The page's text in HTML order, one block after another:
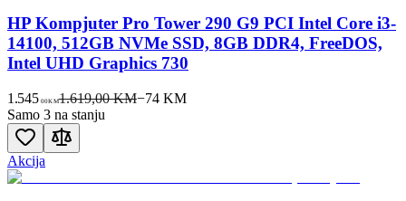
HP Kompjuter Pro Tower 290 G9 PCI Intel Core i3-
14100, 512GB NVMe SSD, 8GB DDR4, FreeDOS,
Intel UHD Graphics 730
1.545 00KM1.619,00 KM−74KM
Samo 3 na stanju
Akcija